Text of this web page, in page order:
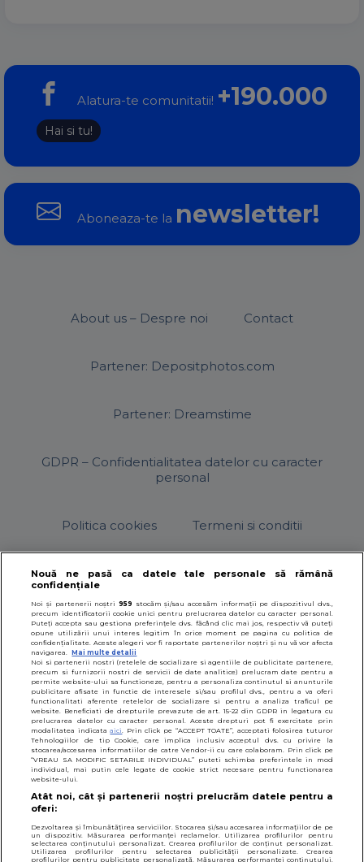
Alatura-te comunitatii! +190.000
Hai si tu!
Aboneaza-te la newsletter!
About us – Despre noi Contact
Partener: Depositphotos.com
Partener: Dreamstime
GDPR – Confidentialitatea datelor cu caracter
personal
Politica cookies Termeni si conditii
© 2026SfatulParintilor.ro
Nouă ne pasă ca datele tale personale să rămână
confidențiale
Noi și partenerii noștri959 stocăm și/sau accesăm informații pe dispozitivul dvs.,
precum identificatorii cookie unici pentru prelucrarea datelor cu caracter personal.
Puteți accepta sau gestiona preferințele dvs. făcând clic mai jos, respectiv vă puteți
opune utilizării unui interes legitim în orice moment pe pagina cu politica de
confidențialitate. Aceste alegeri vor fi raportate partenerilor noștri și nu vă vor afecta
navigarea. Mai multe detalii
Noi si partenerii nostri (retelele de socializare si agentiile de publicitate partenere,
precum si furnizorii nostri de servicii de date analitice) prelucram date pentru a
permite website-ului sa functioneze, pentru a personaliza continutul si anunturile
publicitare afisate in functie de interesele si/sau profilul dvs., pentru a va oferi
functionalitati aferente retelelor de socializare si pentru a analiza traficul pe
website. Beneficiati de drepturile prevazute de art. 15-22 din GDPR in legatura cu
prelucrarea datelor cu caracter personal. Aceste drepturi pot fi exercitate prin
modalitatea indicataaici. Prin click pe “ACCEPT TOATE”, acceptati folosirea tuturor
Tehnologiilor de tip Cookie, care implica inclusiv acceptul dvs. cu privire la
stocarea/accesarea informatiilor de catre Vendor-ii cu care colaboram. Prin click pe
“VREAU SA MODIFIC SETARILE INDIVIDUAL” puteti schimba preferintele in mod
individual, mai putin cele legate de cookie strict necesare pentru functionarea
website-ului.
Atât noi, cât și partenerii noștri prelucrăm datele pentru a
oferi:
Dezvoltarea și îmbunătățirea serviciilor. Stocarea și/sau accesarea informațiilor de pe
un dispozitiv. Măsurarea performanței reclamelor. Utilizarea profilurilor pentru
selectarea conținutului personalizat. Crearea profilurilor de conținut personalizat.
Utilizarea profilurilor pentru selectarea publicității personalizate. Crearea
profilurilor pentru publicitate personalizată. Măsurarea performanței conținutului.